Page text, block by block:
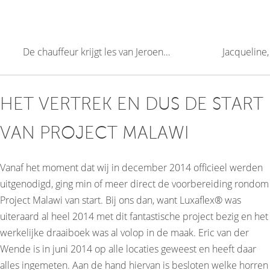
De chauffeur krijgt les van Jeroen…
HET VERTREK EN DUS DE START
VAN PROJECT MALAWI
Vanaf het moment dat wij in december 2014 officieel werden
uitgenodigd, ging min of meer direct de voorbereiding rondom
Project Malawi van start. Bij ons dan, want Luxaflex® was
uiteraard al heel 2014 met dit fantastische project bezig en het
werkelijke draaiboek was al volop in de maak. Eric van der
Wende is in juni 2014 op alle locaties geweest en heeft daar
alles ingemeten. Aan de hand hiervan is besloten welke horren